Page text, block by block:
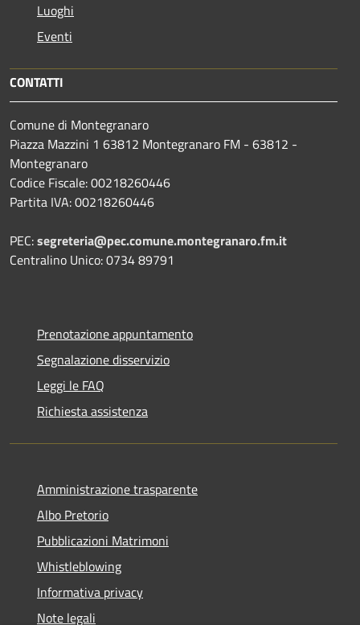
Luoghi
Eventi
CONTATTI
Comune di Montegranaro
Piazza Mazzini 1 63812 Montegranaro FM - 63812 -
Montegranaro
Codice Fiscale: 00218260446
Partita IVA: 00218260446
PEC:segreteria@pec.comune.montegranaro.fm.it
Centralino Unico: 0734 89791
Prenotazione appuntamento
Segnalazione disservizio
Leggi le FAQ
Richiesta assistenza
Amministrazione trasparente
Albo Pretorio
Pubblicazioni Matrimoni
Whistleblowing
Informativa privacy
Note legali